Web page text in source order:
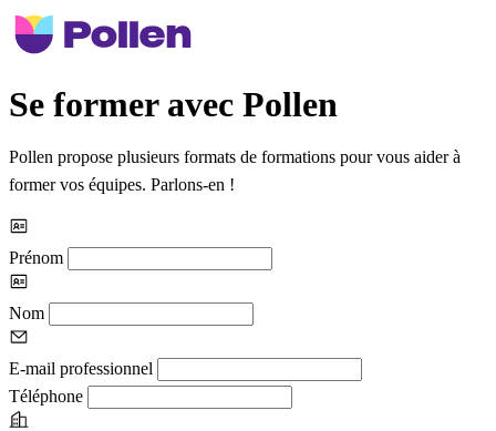
Se former avec Pollen
Pollen propose plusieurs formats de formations pour vous aider à
former vos équipes. Parlons-en !
Prénom
Nom
E-mail professionnel
Téléphone